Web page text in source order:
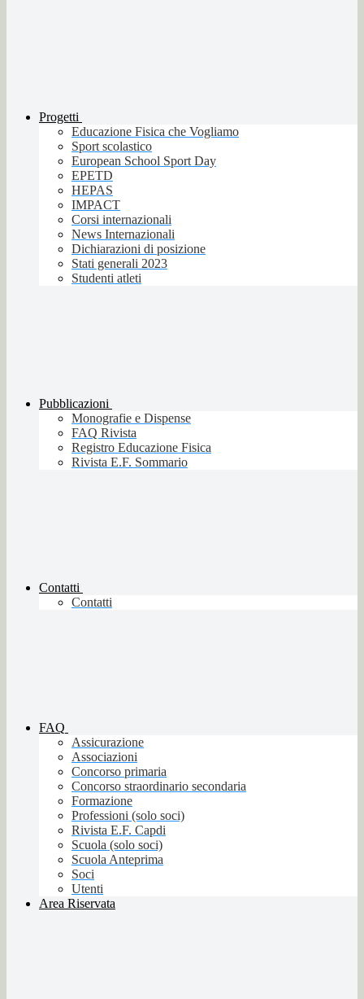
Progetti
Educazione Fisica che Vogliamo
Sport scolastico
European School Sport Day
EPETD
HEPAS
IMPACT
Corsi internazionali
News Internazionali
Dichiarazioni di posizione
Stati generali 2023
Studenti atleti
Pubblicazioni
Monografie e Dispense
FAQ Rivista
Registro Educazione Fisica
Rivista E.F. Sommario
Contatti
Contatti
FAQ
Assicurazione
Associazioni
Concorso primaria
Concorso straordinario secondaria
Formazione
Professioni (solo soci)
Rivista E.F. Capdi
Scuola (solo soci)
Scuola Anteprima
Soci
Utenti
Area Riservata